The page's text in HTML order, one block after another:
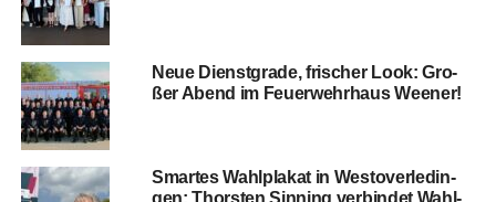
Neue Dienst­gra­de, fri­scher Look: Gro­
ßer Abend im Feu­er­wehr­haus Weener!
Smar­tes Wahl­pla­kat in Wes­t­ov­er­le­din­
gen: Thors­ten Sin­ning ver­bin­det Wahl­